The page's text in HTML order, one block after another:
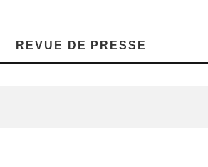
REVUE DE PRESSE